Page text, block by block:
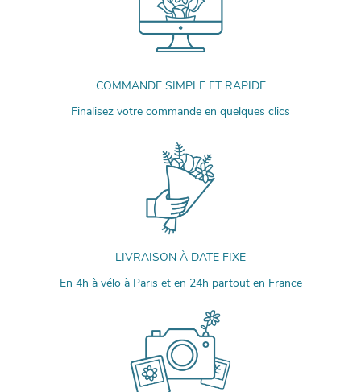
COMMANDE SIMPLE ET RAPIDE
Finalisez votre commande en quelques clics
LIVRAISON À DATE FIXE
En 4h à vélo à Paris et en 24h partout en France